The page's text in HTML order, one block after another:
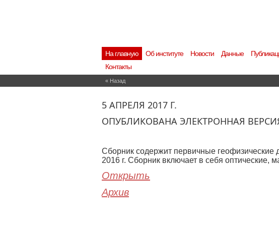
На главную Об институте Новости Данные
Контакты
« Назад
5 АПРЕЛЯ 2017 Г.
ОПУБЛИКОВАНА ЭЛЕКТРОННАЯ ВЕРСИЯ
Сборник содержит первичные
2016 г. Сборник включает в себя оптические,
Открыть
Архив